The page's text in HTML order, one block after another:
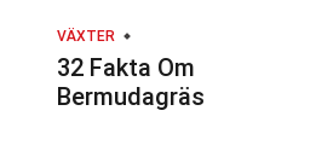
VÄXTER
32 Fakta Om
Bermudagräs